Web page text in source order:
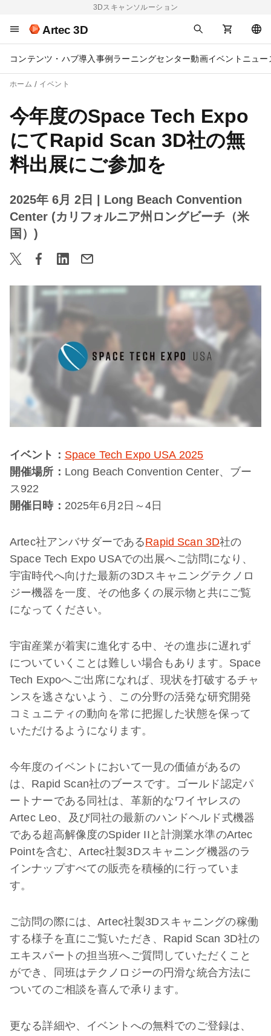
3Dスキャンソルーション
Artec 3D
コンテンツ・ハブ導入事例 ラーニングセンター動画イベント ニュー
ホーム イベント
今年度のSpace Tech Expo
にてRapid Scan 3D社の無
料出展にご参加を
2025年 6月 2日
| Long Beach Convention
Center (カリフォルニア州ロングビーチ（米
国）)
イベント： Space Tech Expo USA 2025
開催場所： Long Beach Convention Center、ブー
ス922
開催日時： 2025年6月2日～4日
Artec社アンバサダーであるRapid Scan 3D社の
Space Tech Expo USAでの出展へご訪問になり、
宇宙時代へ向けた最新の3Dスキャニングテクノロ
ジー機器を一度、その他多くの展示物と共にご覧
になってください。
宇宙産業が着実に進化する中、その進歩に遅れず
についていくことは難しい場合もあります。Space
Tech Expoへご出席になれば、現状を打破するチャ
ンスを逃さないよう、この分野の活発な研究開発
コミュニティの動向を常に把握した状態を保って
いただけるようになります。
今年度のイベントにおいて一見の価値があるの
は、Rapid Scan社のブースです。ゴールド認定パ
ートナーである同社は、革新的なワイヤレスの
Artec Leo、及び同社の最新のハンドヘルド式機器
である超高解像度のSpider IIと計測業水準のArtec
Pointを含む、Artec社製3Dスキャニング機器のラ
インナップすべての販売を積極的に行っていま
す。
ご訪問の際には、Artec社製3Dスキャニングの稼働
する様子を直にご覧いただき、Rapid Scan 3D社の
エキスパートの担当班へご質問していただくこと
ができ、同班はテクノロジーの円滑な統合方法に
ついてのご相談を喜んで承ります。
更なる詳細や、イベントへの無料でのご登録は、